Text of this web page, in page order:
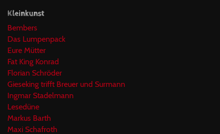
Kleinkunst
Bembers
Das Lumpenpack
Eure Mütter
Fat King Konrad
Florian Schröder
Gieseking trifft Breuer und Surmann
Ingmar Stadelmann
Lesedüne
Markus Barth
Maxi Schafroth